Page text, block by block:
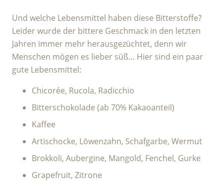
Und welche Lebensmittel haben diese Bitterstoffe?
Leider wurde der bittere Geschmack in den letzten
Jahren immer mehr herausgezüchtet, denn wir
Menschen mögen es lieber süß… Hier sind ein paar
gute Lebensmittel:
Chicorée, Rucola, Radicchio
Bitterschokolade (ab 70% Kakaoanteil)
Kaffee
Artischocke, Löwenzahn, Schafgarbe, Wermut
Brokkoli, Aubergine, Mangold, Fenchel, Gurke
Grapefruit, Zitrone